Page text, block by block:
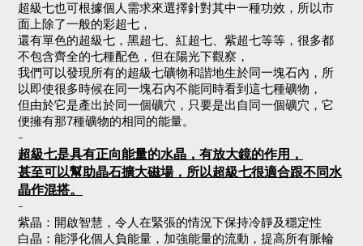
超級七也可根據個人需求來選擇針對其中一種功效，所以市
面上除了一般的彩超七，
還有單色的超級七，黑超七、紅超七、紫超七等等，很多都
不包含齊全的七種配色，但在陽光下觀察，
我們可以發現所有的超級七礦物和諧地生於同一塊石內，所
以即使很多時候在同一塊石內不能同時看到這七種礦物，
但由於它是產出於同一個礦穴，只要是出自同一個礦穴，它
便擁有那7種礦物的相同的能量。
-
超級七是具有正向能量的水晶，有放大鏡的作用，
甚至可以幫助晶石擴大磁場，所以超級七很適合跟不同水
晶作混搭。
-
紫晶：開啟智慧，令人在緊張的情況下保持冷靜及穩定性
白晶：能淨化個人負能量，加強能量的流動，提高所有脈輪